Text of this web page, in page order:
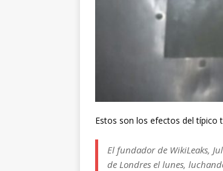
Estos son los efectos del típico
El fundador de WikiLeaks,
de Londres el lunes,